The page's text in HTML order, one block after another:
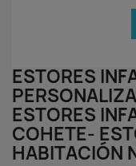
también
filtran la luz,
un entorno
fáciles de usar,
materiales
limpiar.
🎨 Diseños
la imaginación
ESTORES
ESTORES
COHETE-
HABITACIÓN